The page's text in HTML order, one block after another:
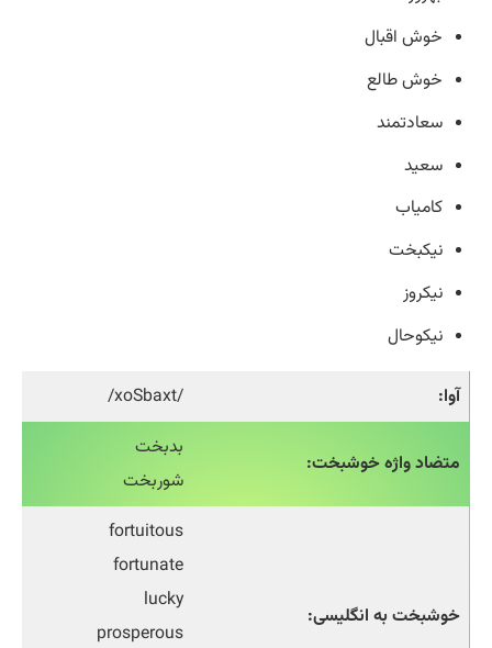
خوش اقبال
خوش طالع
سعادتمند
سعید
کامیاب
نیکبخت
نیکروز
نیکوحال
آوا: /xoSbaxt/
متضاد واژه خوشبخت:
بدبخت
شوربخت
خوشبخت به انگلیسی:
fortuitous
fortunate
lucky
prosperous